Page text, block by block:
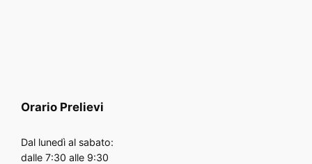
Orario Prelievi
Dal lunedì al sabato:
dalle 7:30 alle 9:30